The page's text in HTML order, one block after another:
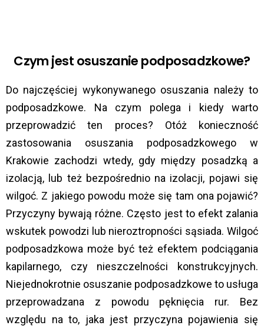
Czym jest osuszanie podposadzkowe?
Do najczęściej wykonywanego osuszania należy to
podposadzkowe. Na czym polega i kiedy warto
przeprowadzić ten proces? Otóż konieczność
zastosowania osuszania podposadzkowego w
Krakowie zachodzi wtedy, gdy między posadzką a
izolacją, lub też bezpośrednio na izolacji, pojawi się
wilgoć. Z jakiego powodu może się tam ona pojawić?
Przyczyny bywają różne. Często jest to efekt zalania
wskutek powodzi lub nieroztropności sąsiada. Wilgoć
podposadzkowa może być też efektem podciągania
kapilarnego, czy nieszczelności konstrukcyjnych.
Niejednokrotnie osuszanie podposadzkowe to usługa
przeprowadzana z powodu pęknięcia rur. Bez
względu na to, jaka jest przyczyna pojawienia się